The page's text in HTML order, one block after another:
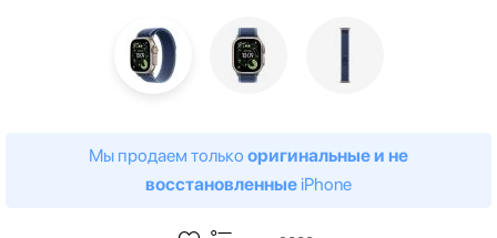
Мы продаем только оригинальные и не
восстановленные iPhone